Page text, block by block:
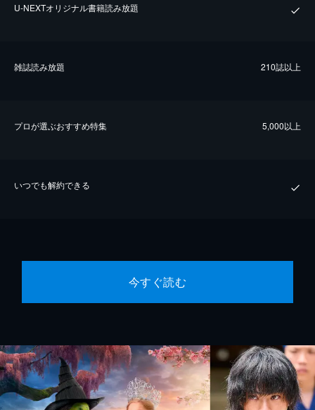
U-NEXTオリジナル書籍読み放題
雑誌読み放題 210誌以上
プロが選ぶおすすめ特集 5,000以上
いつでも解約できる
今すぐ読む